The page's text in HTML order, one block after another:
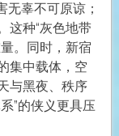
辜不可原谅；
这种“灰色地带
。同时，新宿
集中载体，空
与黑夜、秩序
”的侠义更具压